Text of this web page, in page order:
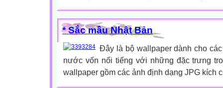
* Sắc mầu Nhật Bản
Đây là bộ wallpaper dành cho
nước vốn nổi tiếng với những đặc trưng
wallpaper gồm các ảnh định dạng JPG kích